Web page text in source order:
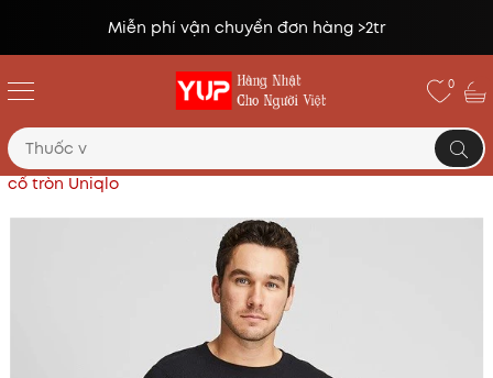
Miễn phí vận chuyển đơn hàng >2tr
0
Trang chủ Áo sơ mi, áo phông, áo thun
Áo thun nam
cổ tròn Uniqlo